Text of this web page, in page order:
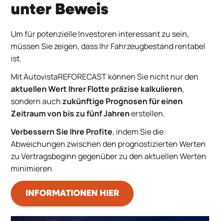
unter Beweis
Um für potenzielle Investoren interessant zu sein,
müssen Sie zeigen, dass Ihr Fahrzeugbestand rentabel
ist.
Mit AutovistaREFORECAST können Sie nicht nur den
aktuellen Wert Ihrer Flotte präzise kalkulieren,
sondern auchzukünftige Prognosen für einen
Zeitraum von bis zu fünf Jahrenerstellen.
Verbessern Sie Ihre Profite, indem Sie die
Abweichungen zwischen den prognostizierten Werten
zu Vertragsbeginn gegenüber zu den aktuellen Werten
minimieren
INFORMATIONEN HIER